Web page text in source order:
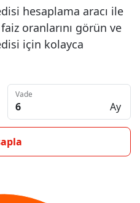
hesaplama aracı ile
oranlarını görün ve
için kolayca
Vade
Ay